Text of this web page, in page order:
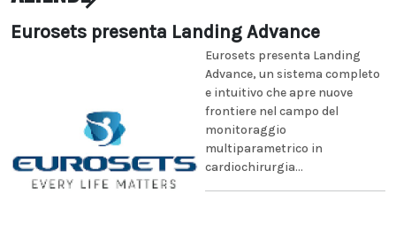
Eurosets presenta Landing Advance
Eurosets presenta Landing
Advance, un sistema completo
e intuitivo che apre nuove
frontiere nel campo del
monitoraggio
multiparametrico in
cardiochirurgia...